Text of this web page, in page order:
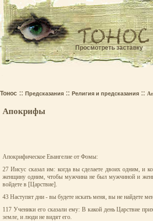
Тонос :: Предсказания :: Религия и предсказания ::
Апокрифы
Апокрифическое Евангелие от Фомы:
27 Иисус сказал им: когда вы сделаете двоих одним, и
женщину одним, чтобы мужчина не был мужчиной и
войдете в [Царствие].
43 Наступят дни - вы будете искать меня, вы не найдете
117 Ученики его сказали ему: В какой день Царствие
земле, и люди не видят его.
Просмотреть заставку